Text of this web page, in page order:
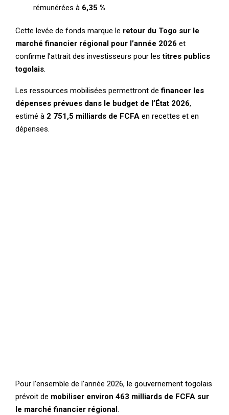
rémunérées à 6,35 %
Cette levée de fonds marque le retour du Togo sur le
marché financier régional pour l’année 2026 et
confirme l’attrait des investisseurs pour lestitres publics
togolais
Les ressources mobilisées permettront definancer les
dépenses prévues dans le budget de l’État 2026,
estimé à 2 751,5 milliards de FCFA en recettes et en
dépenses.
Pour l’ensemble de l’année 2026, le gouvernement togolais
prévoit de mobiliser environ 463 milliards de FCFA sur
le marché financier régional